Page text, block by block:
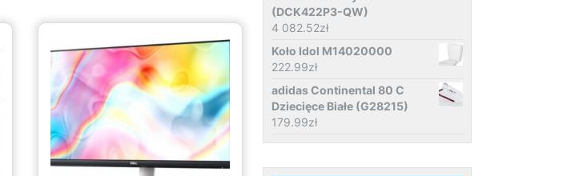
(DCK422P3-QW)
4 082.52zł
Koło Idol M14020000
222.99zł
adidas Continental 80 C
Dziecięce Białe (G28215)
179.99zł